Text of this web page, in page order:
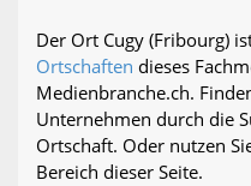
Der Ort Cugy (Fribourg)
Ortschaften dieses
Medienbranche.ch.
Unternehmen durch die
Ortschaft. Oder nutzen
Bereich dieser Seite.